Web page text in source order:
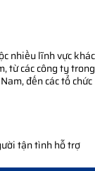
nhiều lĩnh vực khác
từ các công ty trong
đến các tổ chức
tận tình hỗ trợ